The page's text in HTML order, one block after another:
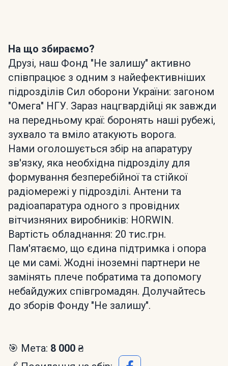
На що збираємо?
Друзі, наш Фонд "Не залишу" активно
співпрацює з одним з найефективніших
підрозділів Сил оборони України: загоном
"Омега" НГУ. Зараз нацгвардійці як завжди
на передньому краї: боронять наші рубежі,
зухвало та вміло атакують ворога.
Нами оголошується збір на апаратуру
зв'язку, яка необхідна підрозділу для
формування безперебійної та стійкої
радіомережі у підрозділі. Антени та
радіоапаратура одного з провідних
вітчизняних виробників: HORWIN.
Вартість обладнання: 20 тис.грн.
Пам'ятаємо, що єдина підтримка і опора
це ми самі. Жодні іноземні партнери не
замінять плече побратима та допомогу
небайдужих співгромадян. Долучайтесь
до зборів Фонду "Не залишу".
🎯 Мета: 8 000 ₴